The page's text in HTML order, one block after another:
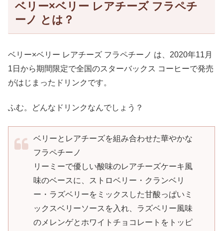
ベリー×ベリー レアチーズ フラペチ
ーノ とは？
ベリー×ベリー レアチーズ フラペチーノ は、2020年11月
1日から期間限定で全国のスターバックス コーヒーで発売
がはじまったドリンクです。
ふむ。どんなドリンクなんでしょう？
ベリーとレアチーズを組み合わせた華やかな
フラペチーノ
リーミーで優しい酸味のレアチーズケーキ風
味のベースに、ストロベリー・クランベリ
ー・ラズベリーをミックスした甘酸っぱいミ
ックスベリーソースを入れ、ラズベリー風味
のメレンゲとホワイトチョコレートをトッピ